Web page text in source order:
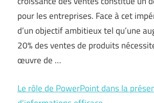
pour les entreprises. Face à cet
d’un objectif ambitieux tel qu’une
20% des ventes de produits
œuvre de …
Le rôle de PowerPoint dans la